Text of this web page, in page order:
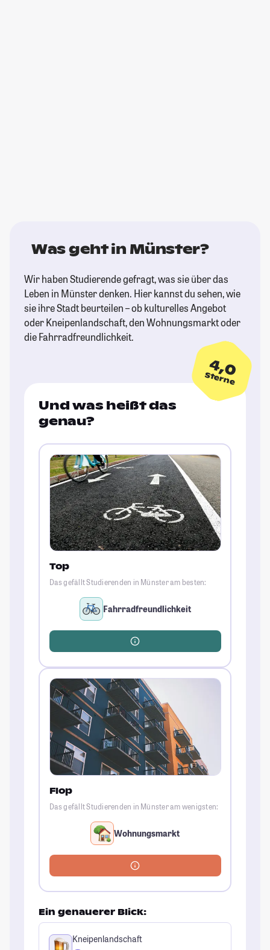
Was geht in Münster?
Wir haben Studierende gefragt, was sie über das
Leben in Münster denken. Hier kannst du sehen, wie
sie ihre Stadt beurteilen – ob kulturelles Angebot
oder Kneipenlandschaft, den Wohnungsmarkt oder
die Fahrradfreundlichkeit.
4,0
Sterne
Und was heißt das
genau?
Top
Das gefällt Studierenden in Münster am besten:
Fahrradfreundlichkeit
Flop
Das gefällt Studierenden in Münster am wenigsten:
Wohnungsmarkt
Ein genauerer Blick:
Kneipenlandschaft